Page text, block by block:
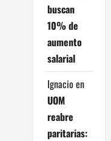
buscan
10% de
aumento
salarial
Ignacio en
UOM
reabre
paritarias: